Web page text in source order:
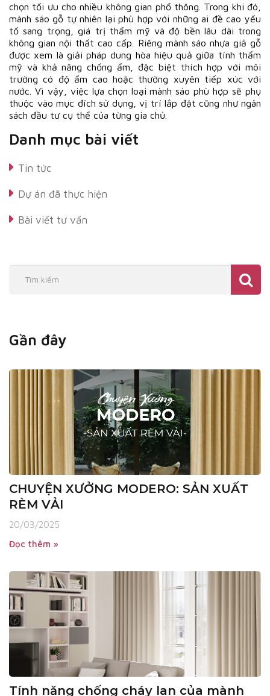
chọn tối ưu cho nhiều không gian phổ thông. Trong khi đó,
mành sáo gỗ tự nhiên lại phù hợp với những ai đề cao yếu
tố sang trọng, giá trị thẩm mỹ và độ bền lâu dài trong
không gian nội thất cao cấp. Riêng mành sáo nhựa giả gỗ
được xem là giải pháp dung hòa hiệu quả giữa tính thẩm
mỹ và khả năng chống ẩm, đặc biệt thích hợp với môi
trường có độ ẩm cao hoặc thường xuyên tiếp xúc với
nước. Vì vậy, việc lựa chọn loại mành sáo phù hợp sẽ phụ
thuộc vào mục đích sử dụng, vị trí lắp đặt cũng như ngân
sách đầu tư cụ thể của từng gia chủ.
Danh mục bài viết
Tin tức
Dự án đã thực hiện
Bài viết tư vấn
Gần đây
CHUYỆN XƯỞNG MODERO: SẢN XUẤT
RÈM VẢI
20/03/2025
Đọc thêm »
Tính năng chống cháy lan của mành